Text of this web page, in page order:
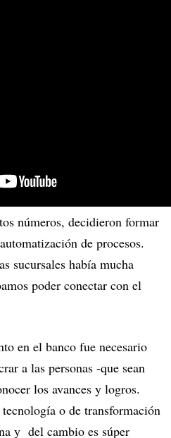
números, decidieron formar
de procesos.
sucursales había mucha
poder conectar con el
en el banco fue necesario
a las personas -que sean
los avances y logros.
o de transformación
y del cambio es súper